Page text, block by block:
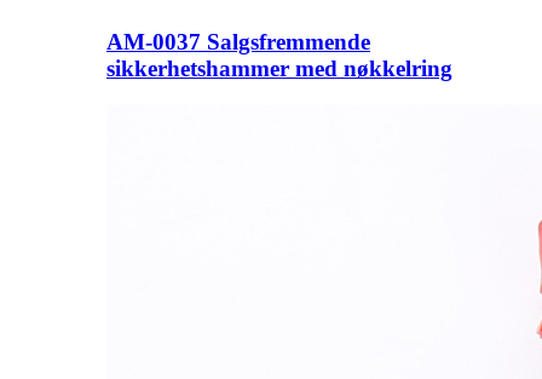
AM-0037 Salgsfremmende
sikkerhetshammer med nøkkelring